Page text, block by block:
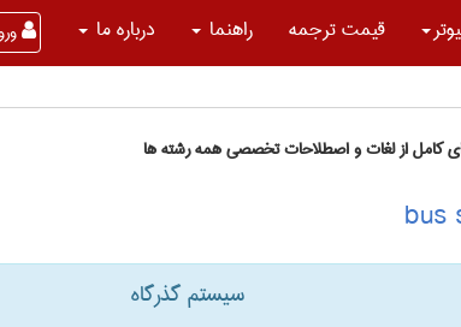
قیمت ترجمه راهنما درباره ما
کامل از لغات و اصطلاحات تخصصی همه رشته ها
سیستم گذرگاه